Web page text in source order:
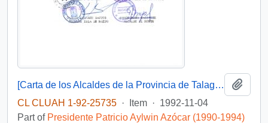
[Carta de los Alcaldes de la Provincia de Talagante dando a conocer su apoyo al actual Gobernador Provincial a quien le fue solicitada su renuncia]
CL CLUAH 1-92-25735 · Item · 1992-11-04
Part of Presidente Patricio Aylwin Azócar (1990-1994)